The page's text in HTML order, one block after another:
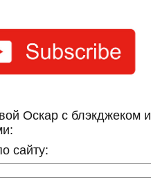
Оскар с блэкджеком и
сайту: